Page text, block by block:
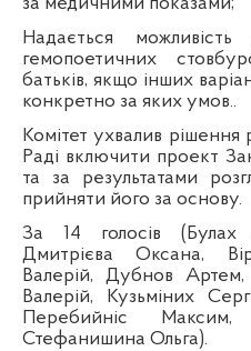
Надається
гемопоетичних
батьків, якщо інших
конкретно за яких умов..
Комітет ухвалив
Раді включити проект
та за результатами
прийняти його за основу.
За 14 голосів (Булах
Дмитрієва Оксана,
Валерій, Дубнов
Валерій, Кузьміних
Перебийніс
Стефанишина Ольга).